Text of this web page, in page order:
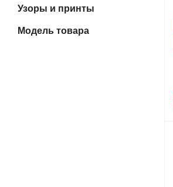
Узоры и принты
Модель товара